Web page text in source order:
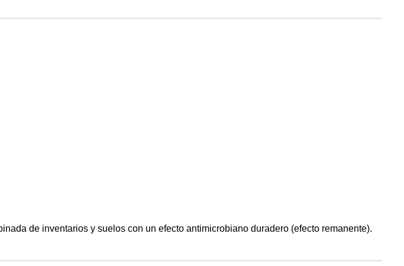
de inventarios y suelos con un efecto antimicrobiano duradero (efecto remanente).